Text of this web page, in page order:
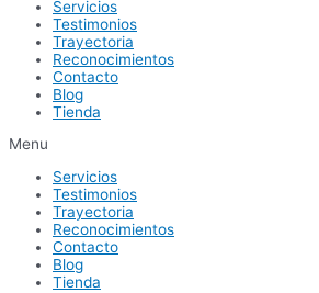
Servicios
Testimonios
Trayectoria
Reconocimientos
Contacto
Blog
Tienda
Menu
Servicios
Testimonios
Trayectoria
Reconocimientos
Contacto
Blog
Tienda